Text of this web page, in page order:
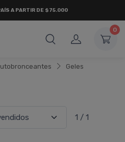
A PARTIR DE $75.000
0
Geles
1 / 1